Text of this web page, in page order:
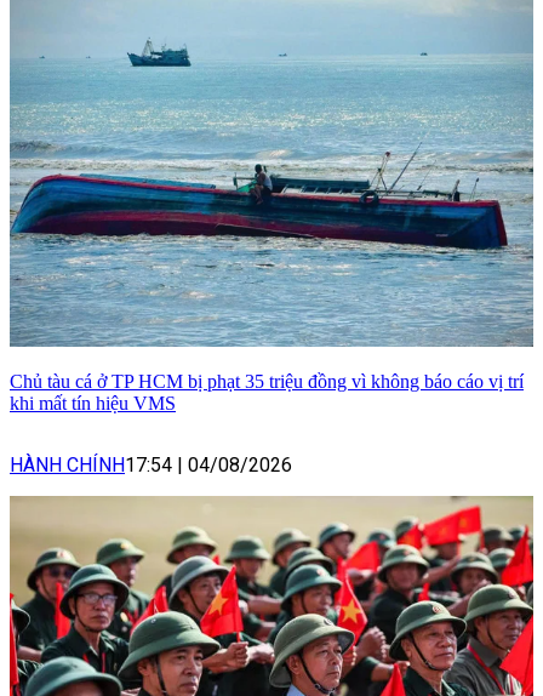
Chủ tàu cá ở TP HCM bị phạt 35 triệu đồng vì không báo cáo vị trí
khi mất tín hiệu VMS
HÀNH CHÍNH17:54 04/08/2026